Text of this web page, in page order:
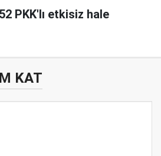
PKK'lı etkisiz hale
KAT